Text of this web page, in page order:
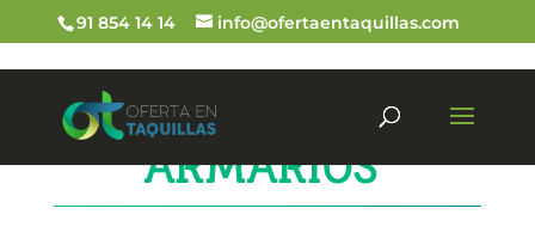
91 854 14 14 info@ofertaentaquillas.com
ARMARIOS